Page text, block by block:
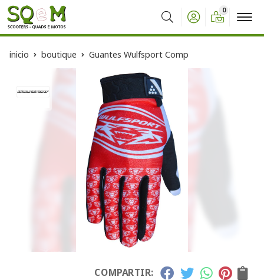
Buscar
0
inicio boutique Guantes Wulfsport Comp
COMPARTIR: